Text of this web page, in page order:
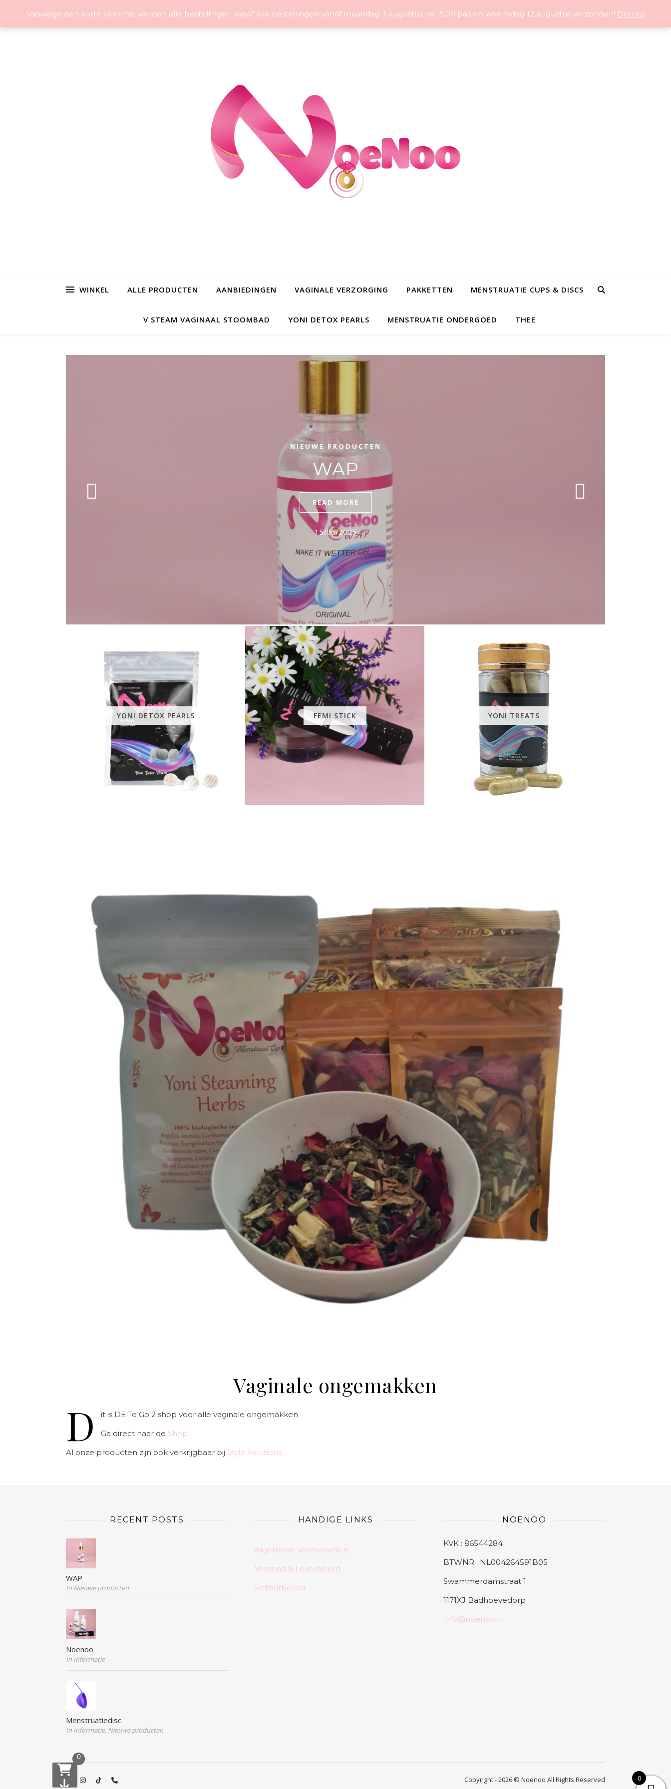
WINKEL ALLE PRODUCTEN AANBIEDINGEN VAGINALE VERZORGING PAKKETTEN MENSTRUATIE CUPS & DISCS
V STEAM VAGINAAL STOOMBAD YONI DETOX PEARLS MENSTRUATIE ONDERGOED THEE
NIEUWE PRODUCTEN
WAP
READ MORE
15/06/2025
YONI DETOX PEARLS FEMI STICK YONI TREATS
Vaginale ongemakken
D
it is DE To Go 2 shop voor alle vaginale ongemakken
Ga direct naar de Shop
Al onze producten zijn ook verkrijgbaar bij Style Solutions
RECENT POSTS
WAP
In Nieuwe producten
Noenoo
In Informatie
Menstruatiedisc
In Informatie, Nieuwe producten
HANDIGE LINKS
Algemene Voorwaarden
Verzend & Leverbeleid
Retourbeleid
NOENOO
KVK : 86544284
BTWNR : NL004264591B05
Swammerdamstraat 1
1171XJ Badhoevedorp
info@noenoo.nl
Copyright - 2026 © Noenoo All Rights Reserved
Vanwege een korte vakantie worden alle bestellingen vanaf alle bestellingen vanaf maandag 3 augustus na 15:00 pas op woensdag 12 augustus verzonden! Dismiss
0
0